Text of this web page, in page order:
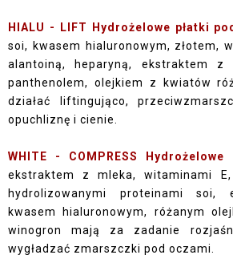
HIALU - LIFT Hydrożelowe płatki
soi, kwasem hialuronowym, złotem,
alantoiną, heparyną, ekstraktem
panthenolem, olejkiem z kwiatów
działać liftingująco,
opuchliznę i cienie.
WHITE - COMPRESS
ekstraktem z mleka, witaminami
hydrolizowanymi proteinami soi,
kwasem hialuronowym, różanym
winogron mają za zadanie
wygładzać zmarszczki pod oczami.